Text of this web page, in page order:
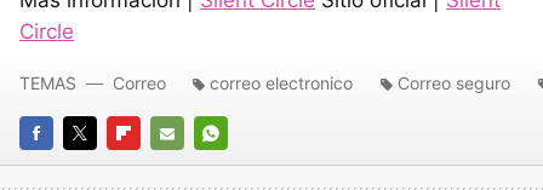
Circle
FACEBOOK
TWITTERFLIPBOARD
E-
WHATSAPP
TEMAS Correo correo electronico Correo seguro